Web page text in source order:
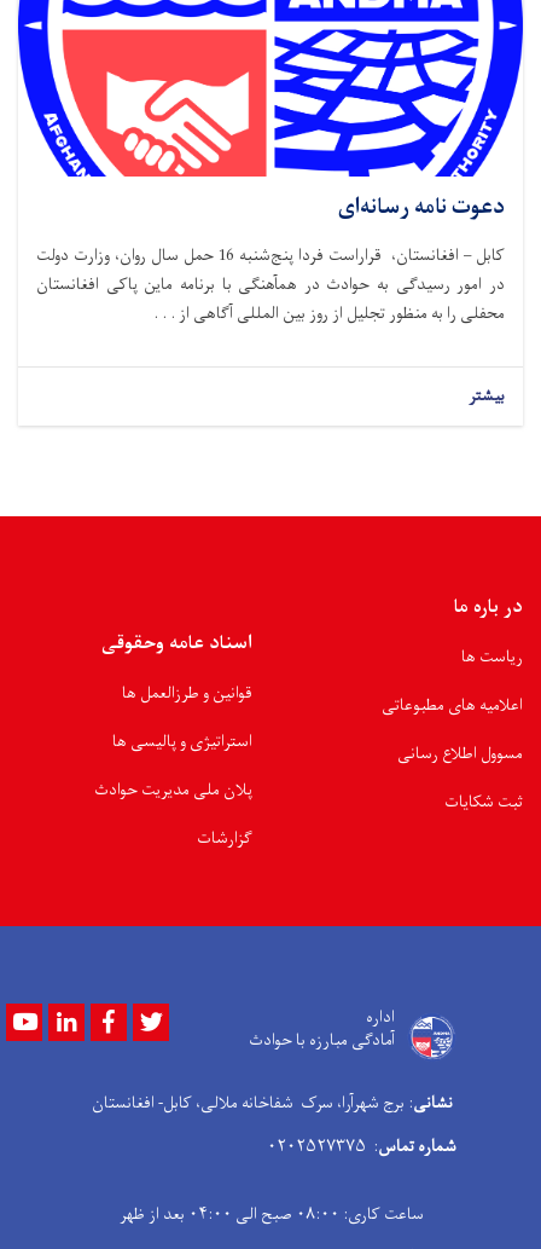
دعوت نامه رسانه‌ای
کابل – افغانستان، قراراست فردا پنج‌شنبه 16 حمل سال روان، وزارت دولت
در امور رسیدگی به حوادث در همآهنگی با برنامه ماین پاکی افغانستان
محفلی را به منظور تجلیل از روز بین المللی آگاهی از . . .
بیشتر
در باره ما
ریاست ها
اعلامیه های مطبوعاتی
مسوول اطلاع رسانی
ثبت شکایات
اسناد عامه وحقوقی
قوانین و طرزالعمل ها
استراتیژی و پالیسی ها
پلان ملی مدیریت حوادث
گزارشات
اداره
آمادگی مبارزه با حوادث
YoutubeLinkedInFacebook
نشانی: برج شهرآرا، سرک شفاخانه ملالی، کابل- افغانستان
شماره تماس: ۰۲۰۲۵۲۷۳۷۵
ساعت کاری: ۰۸:۰۰ صبح الی ۰۴:۰۰ بعد از ظهر